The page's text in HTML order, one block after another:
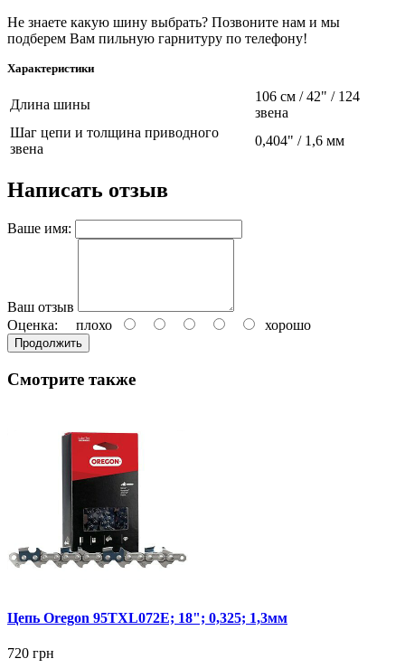
Не знаете какую шину выбрать? Позвоните нам и мы
подберем Вам пильную гарнитуру по телефону!
Характеристики
Длина шины
106 см / 42" / 124
звена
Шаг цепи и толщина приводного
звена
0,404" / 1,6 мм
Написать отзыв
Ваше имя:
Ваш отзыв
Оценка: плохо хорошо
Продолжить
Смотрите также
Цепь Oregon 95TXL072Е; 18"; 0,325; 1,3мм
720 грн